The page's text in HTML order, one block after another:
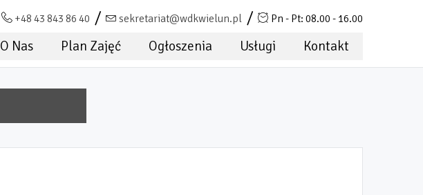
+48 43 843 86 40 sekretariat@wdkwielun.pl Pn - Pt: 08.00 - 16.00
O Nas Plan Zajęć Ogłoszenia Usługi Kontakt